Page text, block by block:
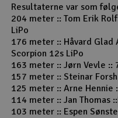
Resultaterne var som
204 meter :: Tom Erik
LiPo
176 meter :: Håvard Glad
Scorpion 12s LiPo
163 meter :: Jørn Vevle ::
157 meter :: Steinar
125 meter :: Arne Hennie
114 meter :: Jan Thomas
103 meter :: Espen